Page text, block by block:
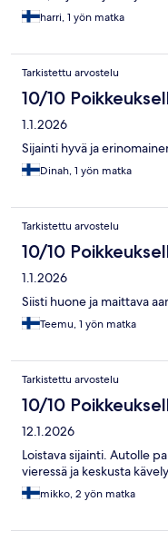
harri, 1 yön matka
Tarkistettu arvostelu
10/10
1.1.2026
Sijainti hyvä ja
Dinah, 1 yön matka
Tarkistettu arvostelu
10/10
1.1.2026
Siisti huone ja maittava
Teemu, 1 yön matka
Tarkistettu arvostelu
10/10
12.1.2026
Loistava sijainti. Autolle
vieressä ja keskusta
mikko, 2 yön matka